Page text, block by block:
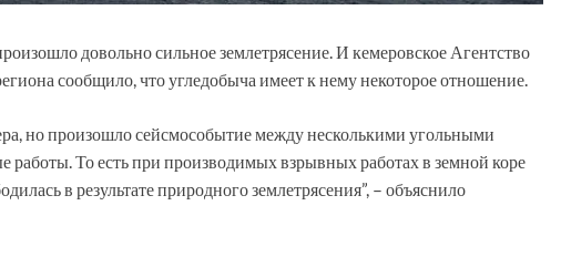
довольно сильное землетрясение. И кемеровское Агентство
сообщило, что угледобыча имеет к нему некоторое отношение.
но произошло сейсмособытие между несколькими угольными
То есть при производимых взрывных работах в земной коре
в результате природного землетрясения”, – объяснило